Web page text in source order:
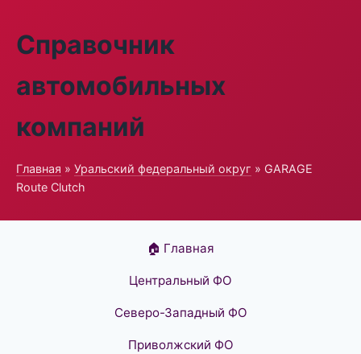
Справочник
автомобильных
компаний
Главная » Уральский федеральный округ » GARAGE
Route Clutch
🏠 Главная
Центральный ФО
Северо-Западный ФО
Приволжский ФО